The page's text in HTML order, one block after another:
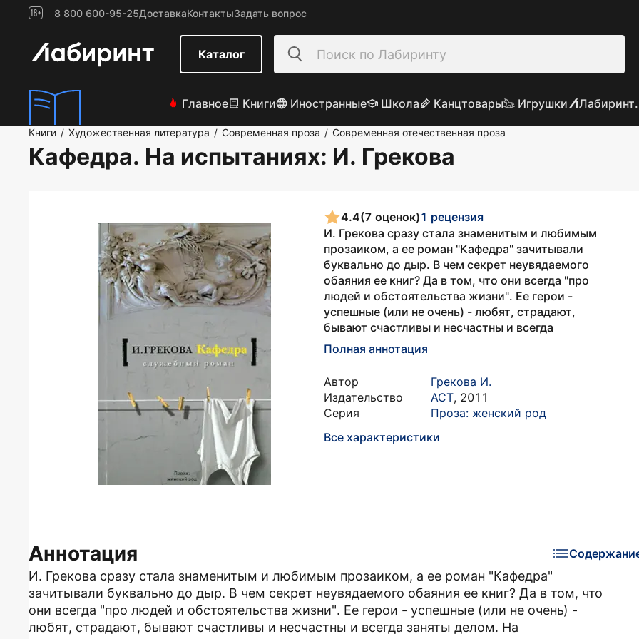
8 800 600-95-25ДоставкаКонтактыЗадать вопрос
Каталог
Главное Книги Иностранные Школа Канцтовары Игрушки
Книги / Художественная литература / Современная проза / Современная отечественная проза
Кафедра. На испытаниях: И. Грекова
4.4(7 оценок)1 рецензия
И. Грекова сразу стала знаменитым и любимым
прозаиком, а ее роман "Кафедра" зачитывали
буквально до дыр. В чем секрет неувядаемого
обаяния ее книг? Да в том, что они всегда "про
людей и обстоятельства жизни". Ее герои -
успешные (или не очень) - любят, страдают,
бывают счастливы и несчастны и всегда
Полная аннотация
Автор
Грекова И.
Издательство
АСТ, 2011
Серия
Проза: женский род
Все характеристики
Аннотация
И. Грекова сразу стала знаменитым и любимым прозаиком, а ее роман "Кафедра"
зачитывали буквально до дыр. В чем секрет неувядаемого обаяния ее книг? Да в том, что
они всегда "про людей и обстоятельства жизни". Ее герои - успешные (или не очень) -
любят, страдают, бывают счастливы и несчастны и всегда заняты делом. На